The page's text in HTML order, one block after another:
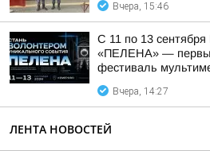
Вчера, 15:46
С 11 по 13
«ПЕЛЕНА» —
фестиваль
Вчера, 14:27
ЛЕНТА НОВОСТЕЙ